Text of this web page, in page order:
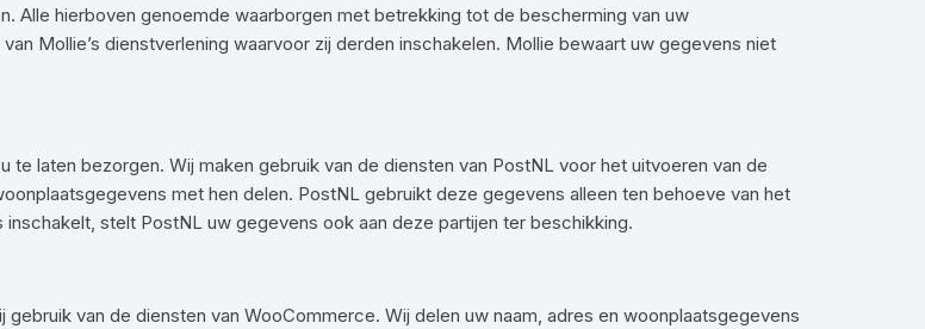
Alle hierboven genoemde waarborgen met betrekking tot de bescherming van uw
Mollie’s dienstverlening waarvoor zij derden inschakelen. Mollie bewaart uw gegevens niet
laten bezorgen. Wij maken gebruik van de diensten van PostNL voor het uitvoeren van de
met hen delen. PostNL gebruikt deze gegevens alleen ten behoeve van het
stelt PostNL uw gegevens ook aan deze partijen ter beschikking.
van de diensten van WooCommerce. Wij delen uw naam, adres en woonplaatsgegevens